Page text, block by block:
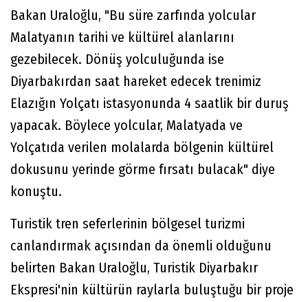
Bakan Uraloğlu, "Bu süre zarfında yolcular
Malatyanın tarihi ve kültürel alanlarını
gezebilecek. Dönüş yolculuğunda ise
Diyarbakırdan saat hareket edecek trenimiz
Elazığın Yolçatı istasyonunda 4 saatlik bir duruş
yapacak. Böylece yolcular, Malatyada ve
Yolçatıda verilen molalarda bölgenin kültürel
dokusunu yerinde görme fırsatı bulacak" diye
konuştu.
Turistik tren seferlerinin bölgesel turizmi
canlandırmak açısından da önemli olduğunu
belirten Bakan Uraloğlu, Turistik Diyarbakır
Ekspresi'nin kültürün raylarla buluştuğu bir proje